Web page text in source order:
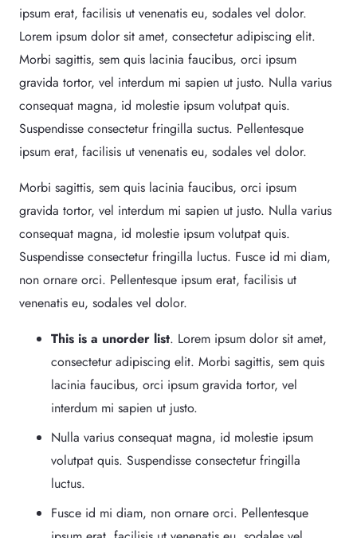
ipsum erat, facilisis ut venenatis eu, sodales vel dolor.
Lorem ipsum dolor sit amet, consectetur adipiscing elit.
Morbi sagittis, sem quis lacinia faucibus, orci ipsum
gravida tortor, vel interdum mi sapien ut justo. Nulla varius
consequat magna, id molestie ipsum volutpat quis.
Suspendisse consectetur fringilla suctus. Pellentesque
ipsum erat, facilisis ut venenatis eu, sodales vel dolor.
Morbi sagittis, sem quis lacinia faucibus, orci ipsum
gravida tortor, vel interdum mi sapien ut justo. Nulla varius
consequat magna, id molestie ipsum volutpat quis.
Suspendisse consectetur fringilla luctus. Fusce id mi diam,
non ornare orci. Pellentesque ipsum erat, facilisis ut
venenatis eu, sodales vel dolor.
This is a unorder list. Lorem ipsum dolor sit amet,
consectetur adipiscing elit. Morbi sagittis, sem quis
lacinia faucibus, orci ipsum gravida tortor, vel
interdum mi sapien ut justo.
Nulla varius consequat magna, id molestie ipsum
volutpat quis. Suspendisse consectetur fringilla
luctus.
Fusce id mi diam, non ornare orci. Pellentesque